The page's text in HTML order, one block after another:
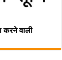
करने वाली